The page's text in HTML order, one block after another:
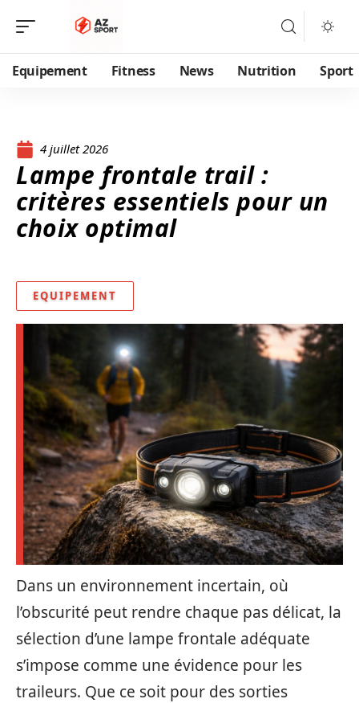
Equipement Fitness News Nutrition Sport
4 juillet 2026
Lampe frontale trail :
critères essentiels pour un
choix optimal
EQUIPEMENT
Dans un environnement incertain, où
l’obscurité peut rendre chaque pas délicat, la
sélection d’une lampe frontale adéquate
s’impose comme une évidence pour les
traileurs. Que ce soit pour des sorties